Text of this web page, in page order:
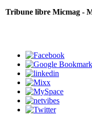
Tribune libre Micmag -